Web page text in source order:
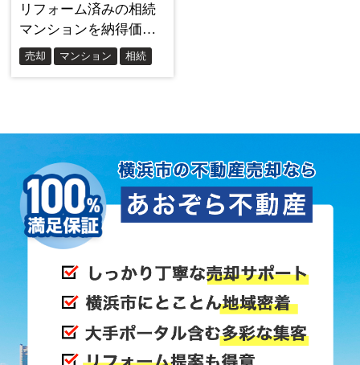
むしろ大手になればなるほど査定額は厳しく、高い
ています。
また、買取専門の会社は大手よりは若干高い金額を
提示してくれる可能性はありましたが、さほど大き
担当者がノルマに追われているような印象を受け、
あまり信頼感が持てなかったのも事実です。